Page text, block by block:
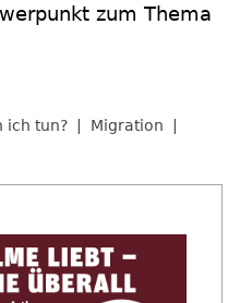
zum Thema
ich tun?
Migration